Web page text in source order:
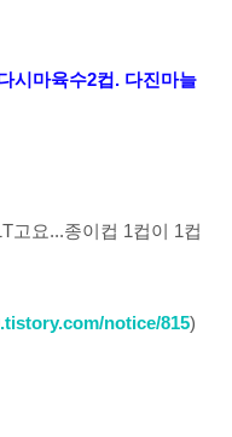
시마육수2컵. 다진마늘
고요...종이컵 1컵이 1컵
notice/815)